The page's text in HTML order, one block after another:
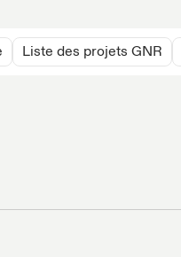
Liste des projets GNR